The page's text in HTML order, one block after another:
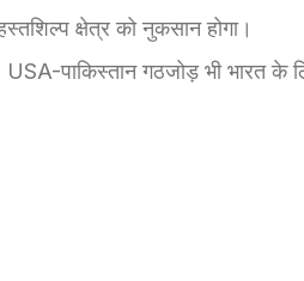
क्षेत्र को नुकसान होगा।
पाकिस्तान गठजोड़ भी भारत के